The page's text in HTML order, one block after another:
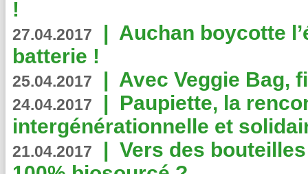
!
27.04.2017 | Auchan boycotte
batterie !
25.04.2017 | Avec Veggie Bag,
24.04.2017 | Paupiette, la
intergénérationnelle et
21.04.2017 | Vers des